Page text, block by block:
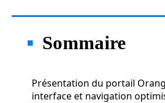
Sommaire
Présentation du portail
interface et navigation